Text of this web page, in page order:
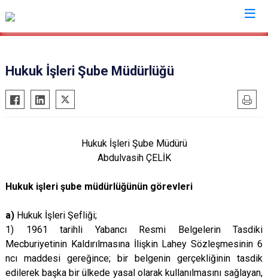
Valilikler
Hukuk İşleri Şube Müdürlüğü
Hukuk İşleri Şube Müdürü
Abdulvasih ÇELİK
Hukuk işleri şube müdürlüğünün görevleri
a) Hukuk İşleri Şefliği;
1) 1961 tarihli Yabancı Resmi Belgelerin Tasdiki
Mecburiyetinin Kaldırılmasına İlişkin Lahey Sözleşmesinin 6
ncı maddesi gereğince; bir belgenin gerçekliğinin tasdik
edilerek başka bir ülkede yasal olarak kullanılmasını sağlayan,